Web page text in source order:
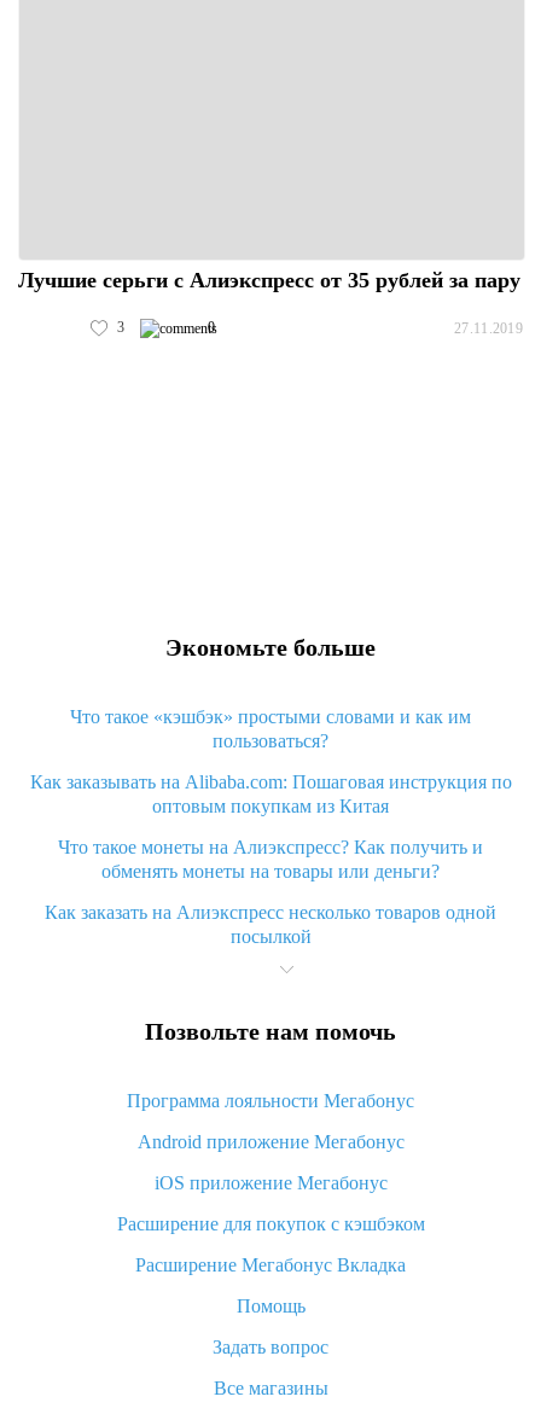
Лучшие серьги с Алиэкспресс от 35 рублей за пару
3 0 27.11.2019
Экономьте больше
Что такое «кэшбэк» простыми словами и как им
пользоваться?
Как заказывать на Alibaba.com: Пошаговая инструкция по
оптовым покупкам из Китая
Что такое монеты на Алиэкспресс? Как получить и
обменять монеты на товары или деньги?
Как заказать на Алиэкспресс несколько товаров одной
посылкой
Что значит статус «Заказ закрыт» на Алиэкспресс и что
Что делать, если Алиэкспресс просит ввести паспортные
Как узнать, куда пришла посылка с Алиэкспресс
Вы отменили заказ на Алиэкспресс, когда вернут деньги?
Что такое баллы на Алиэкспресс, как их получить и
«AliExpress Standard Shipping»: что это за метод доставки и
как его отслеживать
Как покупать оптом на Алиэкспресс
Что делать, если не пришел товар с Алиэкспресс
Позвольте нам помочь
Программа лояльности Мегабонус
Android приложение Мегабонус
iOS приложение Мегабонус
Расширение для покупок с кэшбэком
Расширение Мегабонус Вкладка
Помощь
Задать вопрос
Все магазины